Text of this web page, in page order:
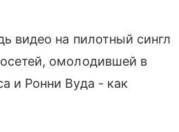
видео на пилотный сингл
омолодившей в
и Ронни Вуда - как